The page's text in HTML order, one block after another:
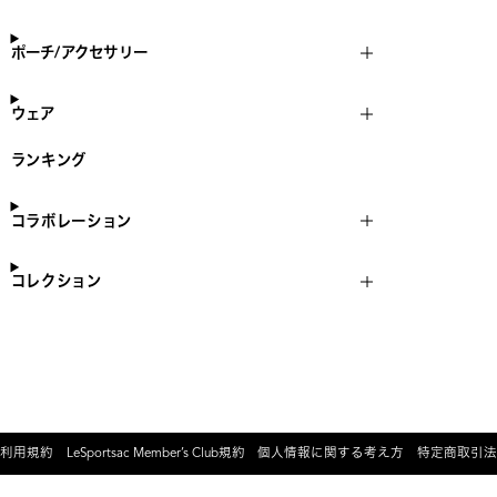
ポーチ/アクセサリー
ウェア
ランキング
コラボレーション
コレクション
利用規約 LeSportsac Member’s Club規約 個人情報に関する考え方 特定商取引